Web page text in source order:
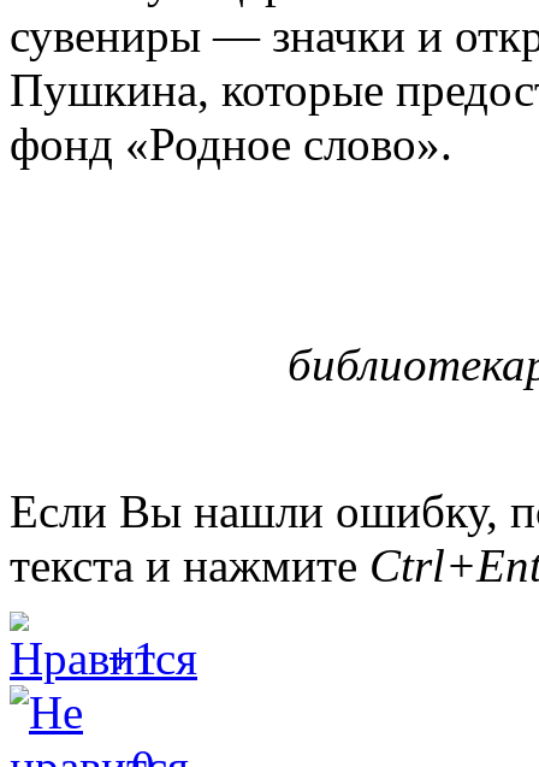
сувениры — значки и
Пушкина, которые
фонд «Родное слово».
Если Вы нашли ошибку,
текста и нажмите
+1